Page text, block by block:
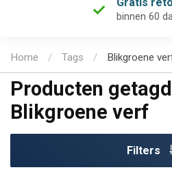
binnen 60
Home / Tags / Blikgroene
Producten
Blikgroene verf
Filters